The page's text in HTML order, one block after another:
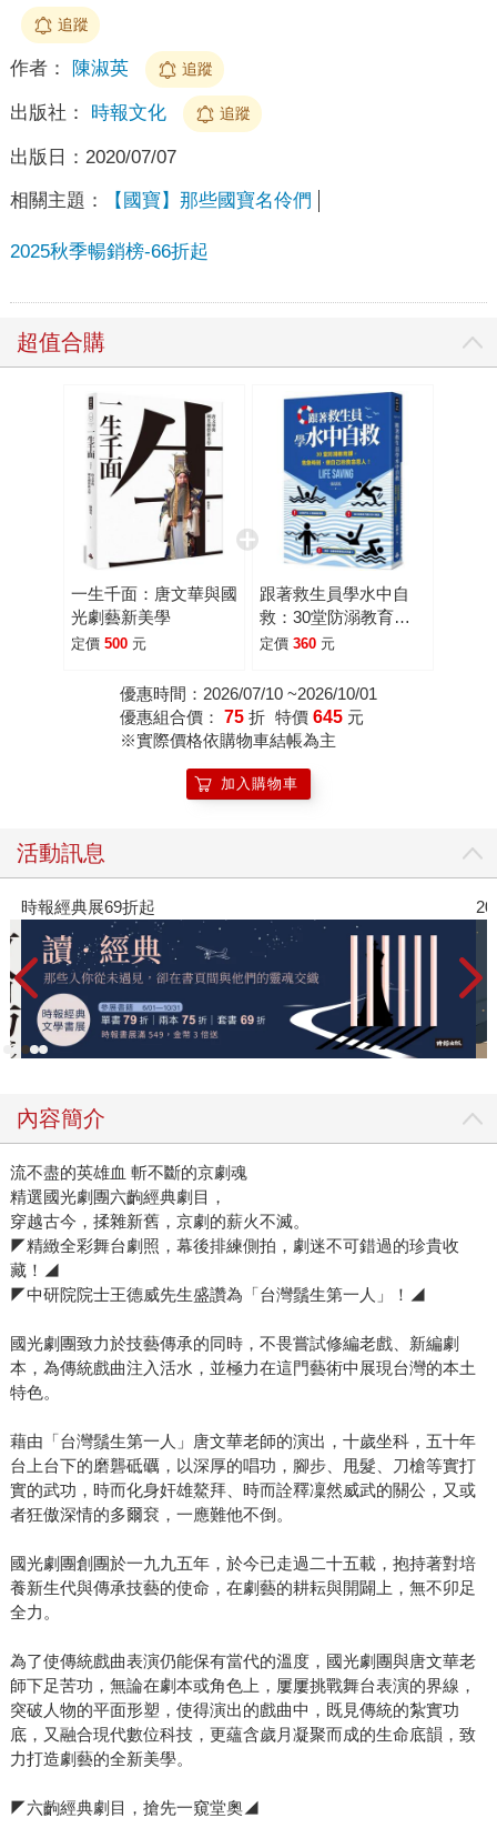
追蹤
作者： 陳淑英 追蹤
出版社： 時報文化 追蹤
出版日： 2020/07/07
相關主題： 【國寶】那些國寶名伶們
2025秋季暢銷榜-66折起
超值合購
一生千面：唐文華與國
光劇藝新美學
定價 500 元
跟著救生員學水中自
救：30堂防溺教育
課，危急時刻，做自己
定價 360 元
優惠時間：2026/07/10 ~2026/10/01
優惠組合價： 75 折 特價 645 元
※實際價格依購物車結帳為主
加入購物車
活動訊息
時報經典展69折起
內容簡介
流不盡的英雄血 斬不斷的京劇魂
精選國光劇團六齣經典劇目，
穿越古今，揉雜新舊，京劇的薪火不滅。
◤精緻全彩舞台劇照，幕後排練側拍，劇迷不可錯過的珍貴收
藏！◢
◤中研院院士王德威先生盛讚為「台灣鬚生第一人」！◢
國光劇團致力於技藝傳承的同時，不畏嘗試修編老戲、新編劇
本，為傳統戲曲注入活水，並極力在這門藝術中展現台灣的本土
特色。
藉由「台灣鬚生第一人」唐文華老師的演出，十歲坐科，五十年
台上台下的磨礱砥礪，以深厚的唱功，腳步、甩髮、刀槍等實打
實的武功，時而化身奸雄鰲拜、時而詮釋凜然威武的關公，又或
者狂傲深情的多爾袞，一應難他不倒。
國光劇團創團於一九九五年，於今已走過二十五載，抱持著對培
養新生代與傳承技藝的使命，在劇藝的耕耘與開闢上，無不卯足
全力。
為了使傳統戲曲表演仍能保有當代的溫度，國光劇團與唐文華老
師下足苦功，無論在劇本或角色上，屢屢挑戰舞台表演的界線，
突破人物的平面形塑，使得演出的戲曲中，既見傳統的紮實功
底，又融合現代數位科技，更蘊含歲月凝聚而成的生命底韻，致
力打造劇藝的全新美學。
◤六齣經典劇目，搶先一窺堂奧◢